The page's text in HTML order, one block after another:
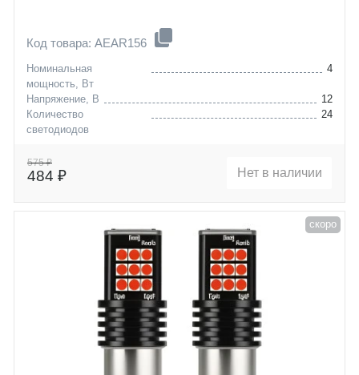
Код товара: AEAR156
Номинальная
мощность, Вт
4
Напряжение, В
12
Количество
светодиодов
24
575 ₽
484 ₽ Нет в наличии
скоро